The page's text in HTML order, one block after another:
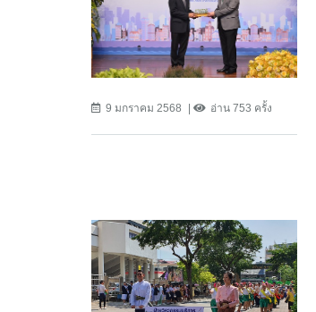
9 มกราคม 2568 อ่าน 753 ครั้ง